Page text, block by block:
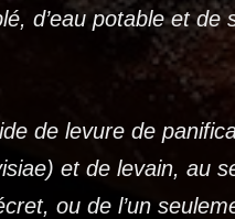
d’eau potable et de
de levure de
et de levain, au
ou de l’un